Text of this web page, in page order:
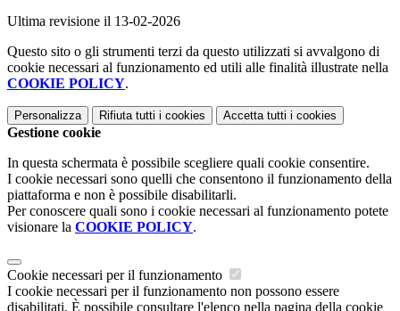
Ultima revisione il 13-02-2026
Questo sito o gli strumenti terzi da questo utilizzati si avvalgono di
cookie necessari al funzionamento ed utili alle finalità illustrate nella
COOKIE POLICY.
Personalizza Rifiuta tutti i cookies Accetta tutti i cookies
Gestione cookie
In questa schermata è possibile scegliere quali cookie consentire.
I cookie necessari sono quelli che consentono il funzionamento della
piattaforma e non è possibile disabilitarli.
Per conoscere quali sono i cookie necessari al funzionamento potete
visionare la COOKIE POLICY.
Cookie necessari per il funzionamento
I cookie necessari per il funzionamento non possono essere
disabilitati. È possibile consultare l'elenco nella pagina della cookie